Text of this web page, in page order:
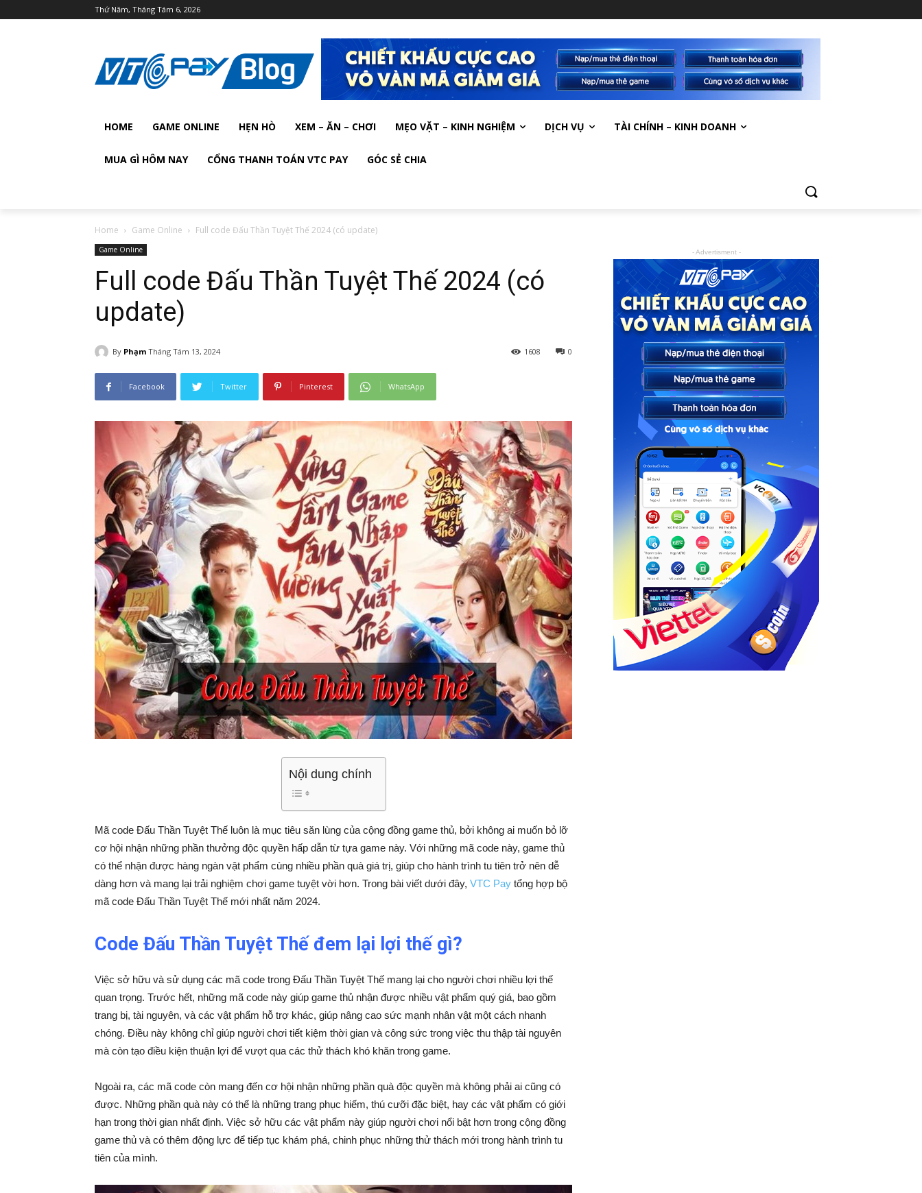
Thứ Năm, Tháng Tám 6, 2026
HOME GAME ONLINE HẸN HÒ XEM – ĂN – CHƠI MẸO VẶT – KINH NGHIỆM DỊCH VỤ TÀI CHÍNH – KINH DOANH
MUA GÌ HÔM NAY CỔNG THANH TOÁN VTC PAY GÓC SẺ CHIA
Home Game Online Full code Đấu Thần Tuyệt Thế 2024 (có update)
Game Online
Full code Đấu Thần Tuyệt Thế 2024 (có
update)
By Phạm Tháng Tám 13, 2024 0
1608
Facebook Twitter Pinterest WhatsApp
Nội dung chính
Mã code Đấu Thần Tuyệt Thế luôn là mục tiêu săn lùng của cộng đồng game thủ, bởi không ai muốn bỏ lỡ
cơ hội nhận những phần thưởng độc quyền hấp dẫn từ tựa game này. Với những mã code này, game thủ
có thể nhận được hàng ngàn vật phẩm cùng nhiều phần quà giá trị, giúp cho hành trình tu tiên trở nên dễ
dàng hơn và mang lại trải nghiệm chơi game tuyệt vời hơn. Trong bài viết dưới đây, VTC Pay tổng hợp bộ
mã code Đấu Thần Tuyệt Thế mới nhất năm 2024.
Code Đấu Thần Tuyệt Thế đem lại lợi thế gì?
Việc sở hữu và sử dụng các mã code trong Đấu Thần Tuyệt Thế mang lại cho người chơi nhiều lợi thế
quan trọng. Trước hết, những mã code này giúp game thủ nhận được nhiều vật phẩm quý giá, bao gồm
trang bị, tài nguyên, và các vật phẩm hỗ trợ khác, giúp nâng cao sức mạnh nhân vật một cách nhanh
chóng. Điều này không chỉ giúp người chơi tiết kiệm thời gian và công sức trong việc thu thập tài nguyên
mà còn tạo điều kiện thuận lợi để vượt qua các thử thách khó khăn trong game.
Ngoài ra, các mã code còn mang đến cơ hội nhận những phần quà độc quyền mà không phải ai cũng có
được. Những phần quà này có thể là những trang phục hiếm, thú cưỡi đặc biệt, hay các vật phẩm có giới
hạn trong thời gian nhất định. Việc sở hữu các vật phẩm này giúp người chơi nổi bật hơn trong cộng đồng
game thủ và có thêm động lực để tiếp tục khám phá, chinh phục những thử thách mới trong hành trình tu
tiên của mình.
- Advertisment -